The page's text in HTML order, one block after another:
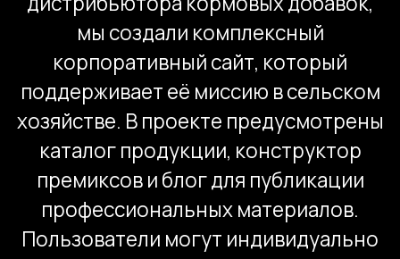
Задача
Разработать корпоративный сайт
компании в новом фирменном стиле.
Реализовать на сайте каталог
продукции, статейный раздел
и конструктор премиксов.
Решение